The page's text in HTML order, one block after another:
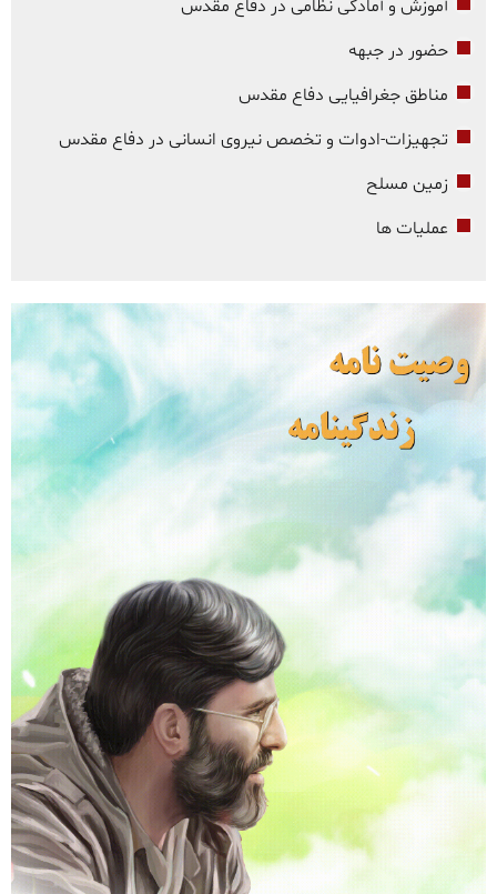
آموزش و آمادگی نظامی در دفاع مقدس
حضور در جبهه
مناطق جغرافیایی دفاع مقدس
تجهیزات-ادوات و تخصص نیروی انسانی در دفاع مقدس
زمین مسلح
عملیات ها